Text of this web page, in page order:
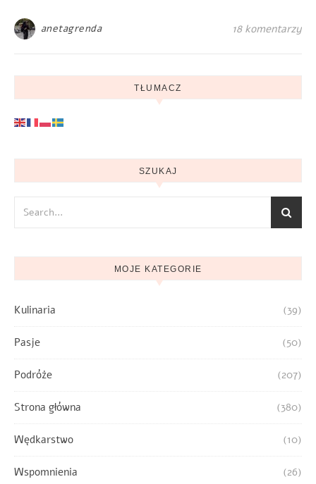
anetagrenda 18 komentarzy
TŁUMACZ
SZUKAJ
MOJE KATEGORIE
Kulinaria (39)
Pasje (50)
Podróże (207)
Strona główna (380)
Wędkarstwo (10)
Wspomnienia (26)